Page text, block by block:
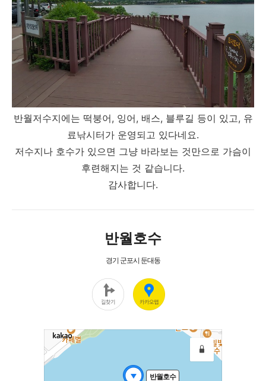
반월저수지에는 떡붕어, 잉어, 배스, 블루길 등이 있고, 유
료낚시터가 운영되고 있다네요.
저수지나 호수가 있으면 그냥 바라보는 것만으로 가슴이
후련해지는 것 같습니다.
감사합니다.